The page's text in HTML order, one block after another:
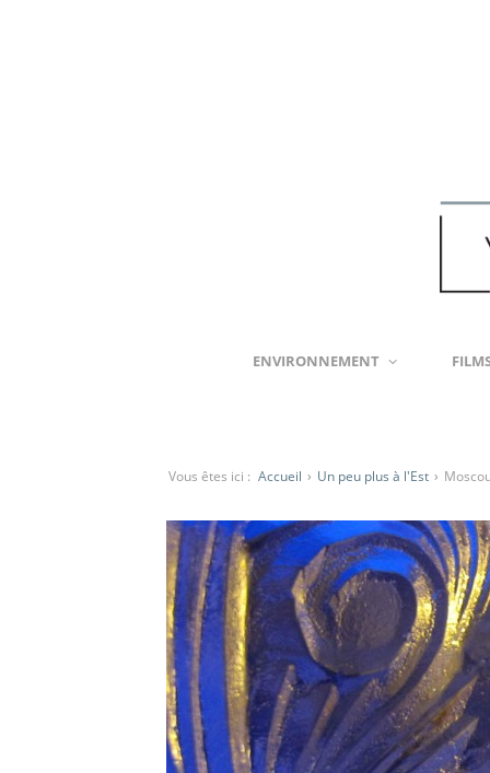
ENVIRONNEMENT
Vous êtes ici : Accueil › Un peu plus à l'Est ›